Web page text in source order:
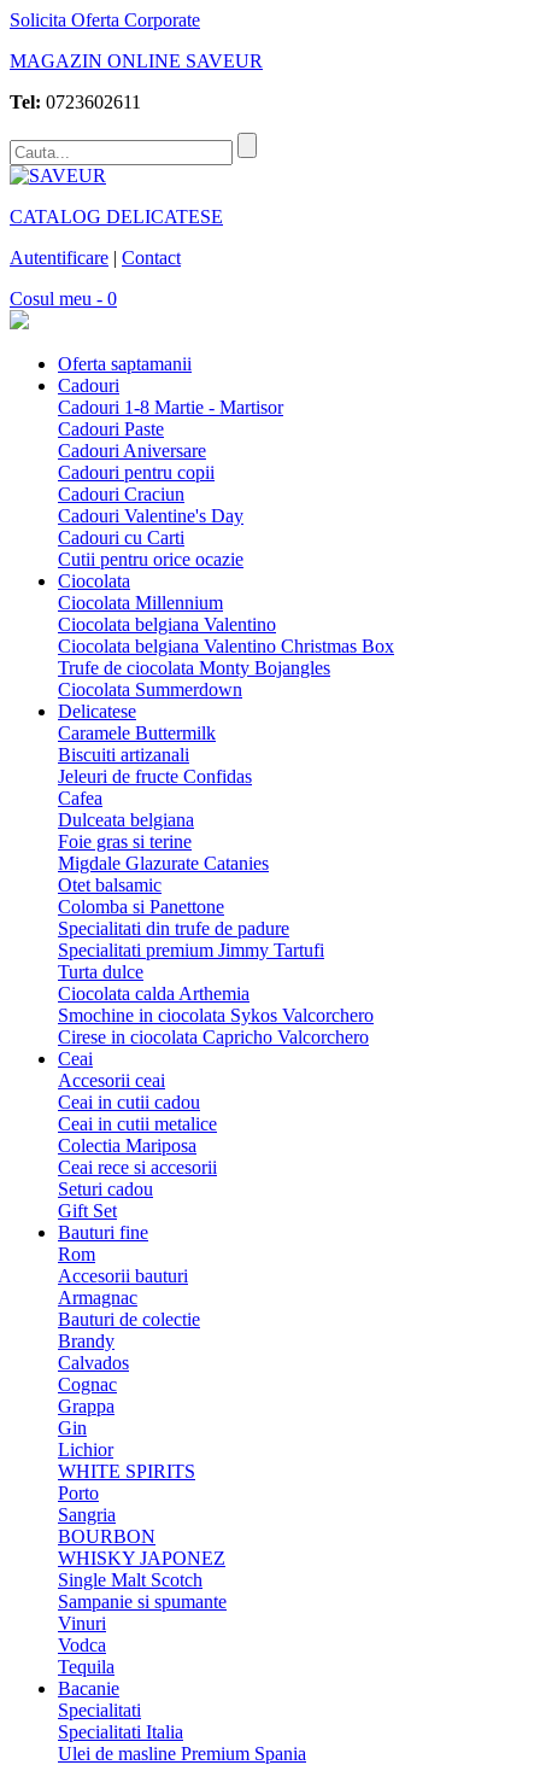
Solicita Oferta Corporate
MAGAZIN ONLINE SAVEUR
Tel: 0723602611
CATALOG DELICATESE
Autentificare | Contact
Cosul meu - 0
Oferta saptamanii
Cadouri
Cadouri 1-8 Martie - Martisor
Cadouri Paste
Cadouri Aniversare
Cadouri pentru copii
Cadouri Craciun
Cadouri Valentine's Day
Cadouri cu Carti
Cutii pentru orice ocazie
Ciocolata
Ciocolata Millennium
Ciocolata belgiana Valentino
Ciocolata belgiana Valentino Christmas Box
Trufe de ciocolata Monty Bojangles
Ciocolata Summerdown
Delicatese
Caramele Buttermilk
Biscuiti artizanali
Jeleuri de fructe Confidas
Cafea
Dulceata belgiana
Foie gras si terine
Migdale Glazurate Catanies
Otet balsamic
Colomba si Panettone
Specialitati din trufe de padure
Specialitati premium Jimmy Tartufi
Turta dulce
Ciocolata calda Arthemia
Smochine in ciocolata Sykos Valcorchero
Cirese in ciocolata Capricho Valcorchero
Ceai
Accesorii ceai
Ceai in cutii cadou
Ceai in cutii metalice
Colectia Mariposa
Ceai rece si accesorii
Seturi cadou
Gift Set
Bauturi fine
Rom
Accesorii bauturi
Armagnac
Bauturi de colectie
Brandy
Calvados
Cognac
Grappa
Gin
Lichior
WHITE SPIRITS
Porto
Sangria
BOURBON
WHISKY JAPONEZ
Single Malt Scotch
Sampanie si spumante
Vinuri
Vodca
Tequila
Bacanie
Specialitati
Specialitati Italia
Ulei de masline Premium Spania